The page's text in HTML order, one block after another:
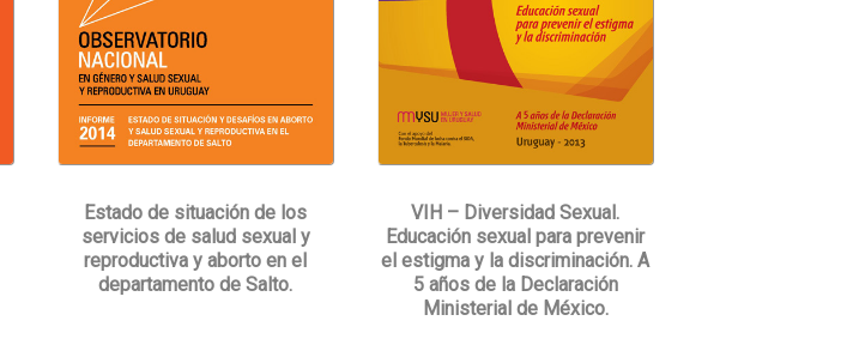
Estado de situación de los
servicios de salud sexual y
reproductiva y aborto en el
departamento de Salto.
VIH – Diversidad Sexual.
Educación sexual para prevenir
el estigma y la discriminación. A
5 años de la Declaración
Ministerial de México.